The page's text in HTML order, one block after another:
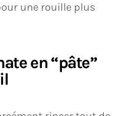
une rouille plus
en “pâte”